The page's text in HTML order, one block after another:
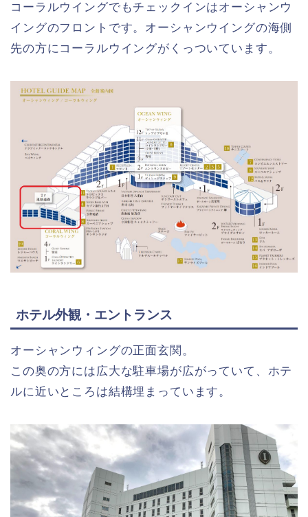
コーラルウイングでもチェックインはオーシャンウ
イングのフロントです。オーシャンウイングの海側
先の方にコーラルウイングがくっついています。
ホテル外観・エントランス
オーシャンウィングの正面玄関。
この奥の方には広大な駐車場が広がっていて、ホテ
ルに近いところは結構埋まっています。